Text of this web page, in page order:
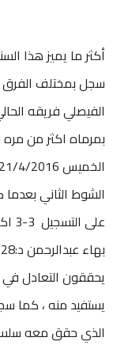
أكثر ما يميز هذا
سجل بمختلف الفرق
الفيصلي فريقه
بمرماه اكثر من
الشوط الثاني
يحققون التعادل
يستفيد منه ، كما
الذي حقق معه